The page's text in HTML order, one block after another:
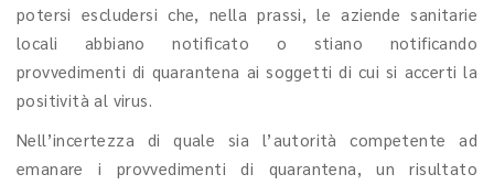
potersi escludersi che, nella prassi, le aziende sanitarie
locali abbiano notificato o stiano notificando
provvedimenti di quarantena ai soggetti di cui si accerti la
positività al virus.
Nell’incertezza di quale sia l’autorità competente ad
emanare i provvedimenti di quarantena, un risultato